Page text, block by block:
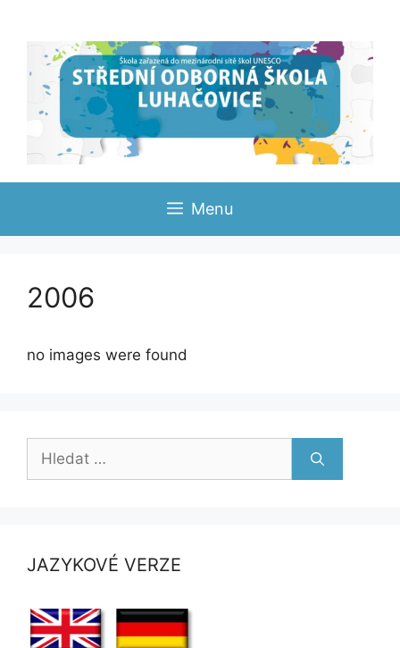
Menu
2006
no images were found
Hledat:
JAZYKOVÉ VERZE